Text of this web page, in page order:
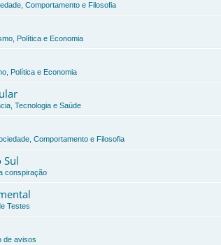
Comportamento e Filosofia
Política e Economia
Política e Economia
Tecnologia e Saúde
Comportamento e Filosofia
Sul
conspiração
Testes
de avisos